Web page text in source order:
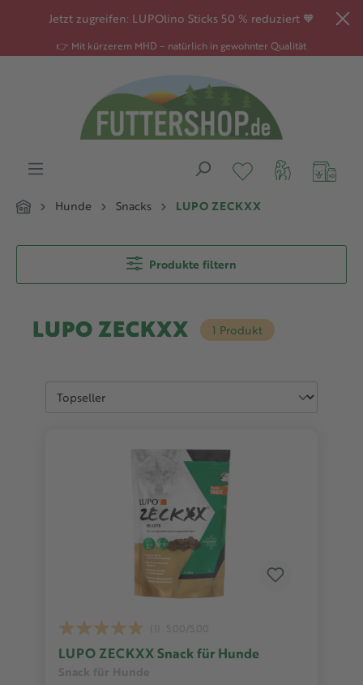
springenJetzt zugreifen: LUPOlino Sticks 50 % reduziert 🧡
👉 Mit kürzerem MHD – natürlich in gewohnter Qualität
Hunde Snacks LUPO ZECKXX
Produkte filtern
LUPO ZECKXX 1 Produkt
LUPO ZECKXX Snack für Hunde